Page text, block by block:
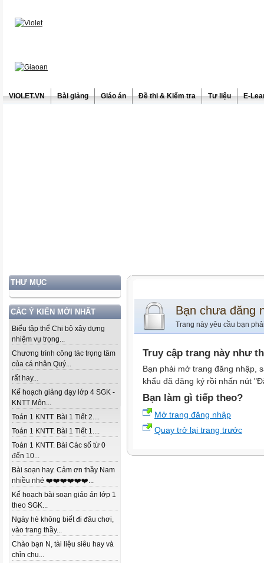
ViOLET.VN Bài giảng Giáo án Đề thi & Kiểm tra Tư liệu E-
THƯ MỤC
CÁC Ý KIẾN MỚI NHẤT
Biểu tập thể Chi bộ xây dựng
nhiệm vụ trọng...
Chương trình công tác trọng tâm
của cá nhân Quý...
rất hay...
Kế hoạch giảng dạy lớp 4 SGK -
KNTT Môn...
Toán 1 KNTT. Bài 1 Tiết 2....
Toán 1 KNTT. Bài 1 Tiết 1....
Toán 1 KNTT. Bài Các số từ 0
đến 10...
Bài soạn hay. Cảm ơn thầy Nam
nhiều nhé ❤️❤️❤️❤️❤️❤️...
Kế hoạch bài soạn giáo án lớp 1
theo SGK...
Ngày hè không biết đi đâu chơi,
vào trang thầy...
Chào bạn N, tài liệu siêu hay và
chỉn chu...
Bạn chưa đăng
Trang này yêu cầu bạn
Truy cập trang này như
Bạn phải mở trang đăng nhập,
khẩu đã đăng ký rồi nhấn nút
Bạn làm gì tiếp theo?
Mở trang đăng nhập
Quay trở lại trang trước